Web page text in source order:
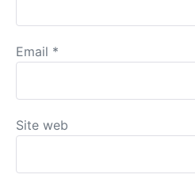
Email *
Site web